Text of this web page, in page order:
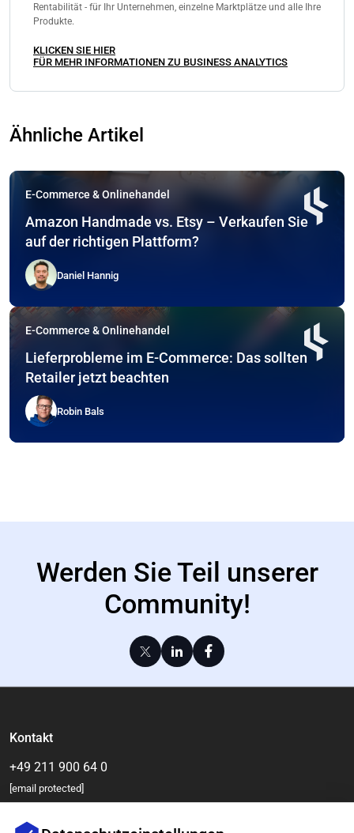
Rentabilität - für Ihr Unternehmen, einzelne Marktplätze und alle Ihre
Produkte.
KLICKEN SIE HIER
FÜR MEHR INFORMATIONEN ZU BUSINESS ANALYTICS
Ähnliche Artikel
E-Commerce & Onlinehandel
Amazon Handmade vs. Etsy – Verkaufen Sie
auf der richtigen Plattform?
Daniel Hannig
E-Commerce & Onlinehandel
Lieferprobleme im E-Commerce: Das sollten
Retailer jetzt beachten
Robin Bals
Werden Sie Teil unserer
Community!
Kontakt
+49 211 900 64 0
[email protected]